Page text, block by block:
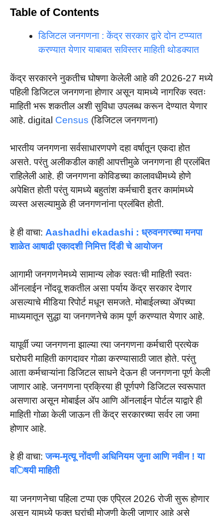
Table of Contents
डिजिटल जनगणना : केंद्र सरकार द्वारे दोन टप्प्यात
करण्यात येणार याबाबत सविस्तर माहिती थोडक्यात
केंद्र सरकारने नुकतीच घोषणा केलेली आहे की 2026-27 मध्ये
पहिली डिजिटल जनगणना होणार असून यामध्ये नागरिक स्वतः
माहिती भरू शकतील अशी सुविधा उपलब्ध करून देण्यात येणार
आहे. digital Census (डिजिटल जनगणना)
भारतीय जनगणना सर्वसाधारणपणे दहा वर्षातून एकदा होत
असते. परंतु अलीकडील काही आपत्तीमुळे जनगणना ही प्रलंबित
राहिलेली आहे. ही जनगणना कोविडच्या कालावधीमध्ये होणे
अपेक्षित होती परंतु यामध्ये बहुतांश कर्मचारी इतर कामांमध्ये
व्यस्त असल्यामुळे ही जनगणनांना प्रलंबित होती.
हे ही वाचा: Aashadhi ekadashi : ध्रुवनगरच्या मनपा
शाळेत आषाढी एकादशी निमित्त दिंडी चे आयोजन
आगामी जनगणनेमध्ये सामान्य लोक स्वतःची माहिती स्वतः
ऑनलाईन नोंदवू शकतील असा पर्याय केंद्र सरकार देणार
असल्याचे मीडिया रिपोर्ट मधून समजते. मोबाईलच्या ॲपच्या
माध्यमातून सुद्धा या जनगणनेचे काम पूर्ण करण्यात येणार आहे.
यापूर्वी ज्या जनगणना झाल्या त्या जनगणना कर्मचारी प्रत्येक
घरोघरी माहिती कागदावर गोळा करण्यासाठी जात होते. परंतु
आता कर्मचाऱ्यांना डिजिटल साधने देऊन ही जनगणना पूर्ण केली
जाणार आहे. जनगणना प्रक्रिया ही पूर्णपणे डिजिटल स्वरूपात
असणारा असून मोबाईल ॲप आणि ऑनलाईन पोर्टल याद्वारे ही
माहिती गोळा केली जाऊन ती केंद्र सरकारच्या सर्वर ला जमा
होणार आहे.
हे ही वाचा:जन्म-मृत्यू नोंदणी अधिनियम जुना आणि नवीन ! या
विषयी माहिती
या जनगणनेचा पहिला टप्पा एक एप्रिल 2026 रोजी सुरू होणार
असून यामध्ये फक्त घरांची मोजणी केली जाणार आहे असे